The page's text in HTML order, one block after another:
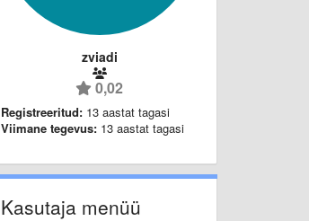
zviadi
0,02
Registreeritud: 13 aastat tagasi
Viimane tegevus: 13 aastat tagasi
Kasutaja menüü